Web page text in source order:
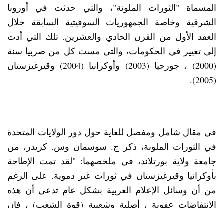
المسماة "الثورات الملونة"، والتي حدثت في أوروبا
الشرقية وخاصة الجمهوريات السوفيتية السابقة خلال
العقد الأول من القرن الحادي والعشرين. تلك التي أدت
إلى تغيير في الحكومات، والتي مست كل من صربيا سنة
(2000) ، جورجيا (2003) وأوكرانيا (2004) وقيرغيزستان
(2005).
في مقال شامل ومفصل للغاية حول دور الولايات المتحدة
في الثورات الملونة، ذكر ج. سوسمان وس. كريدر، من
جامعة ولاية بورتلاند، في ملخصهما: "لقد تمت الإطاحة
بأوكرانيا وقيرغيزستان في ثورات غير دموية. على الرغم
من أن وسائل الإعلام الغربية بشكل عام تدعي أن هذه
الانتفاضات عفوية ، أصلية وشعبية (قوة الشعب) ، فإن